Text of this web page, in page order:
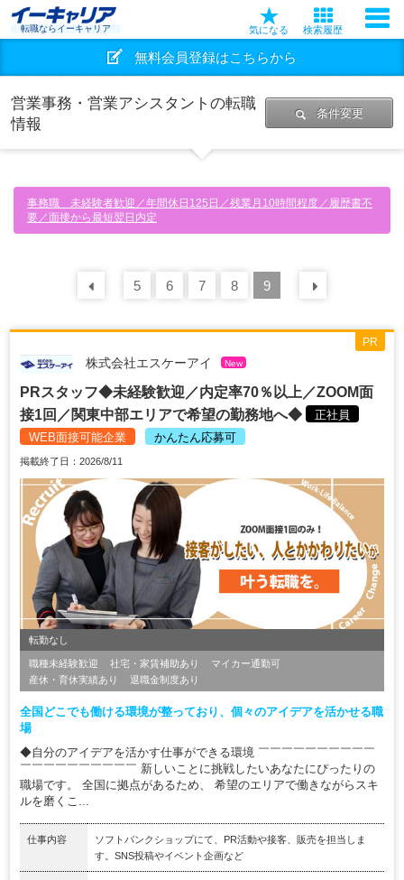
転職ならイーキャリア 気になる 検索履歴
無料会員登録はこちらから
営業事務・営業アシスタントの転職
情報
条件変更
事務職 未経験者歓迎／年間休日125日／残業月10時間程度／履歴書不
要／面接から最短翌日内定
前の 30
5 6 7 8 9
株式会社エスケーアイ New
PRスタッフ◆未経験歓迎／内定率70％以上／ZOOM面
接1回／関東中部エリアで希望の勤務地へ◆
正社員
WEB面接可能企業
かんたん応募可
掲載終了日：2026/8/11
転勤なし
職種未経験歓迎 社宅・家賃補助あり
マイカー通勤可
産休・育休実績あり
退職金制度あり
全国どこでも働ける環境が整っており、個々のアイデアを活かせる職
場
◆自分のアイデアを活かす仕事ができる環境 ￣￣￣￣￣￣￣￣￣￣
￣￣￣￣￣￣￣￣￣￣ 新しいことに挑戦したいあなたにぴったりの
職場です。 全国に拠点があるため、 希望のエリアで働きながらスキ
ルを磨くこ...
仕事内容
ソフトバンクショップにて、PR活動や接客、販売を担当しま
す。SNS投稿やイベント企画など
PR